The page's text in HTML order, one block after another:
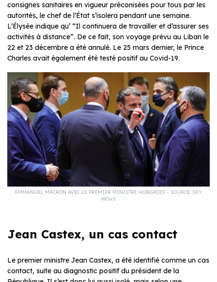
consignes sanitaires en vigueur préconisées pour tous par les
autorités, le chef de l’État s’isolera pendant une semaine.
L’Élysée indique qu’ “Il continuera de travailler et d’assurer ses
activités à distance”. De ce fait, son voyage prévu au Liban le
22 et 23 décembre a été annulé. Le 25 mars dernier, le Prince
Charles avait également été testé positif au Covid-19.
EMMANUEL MACRON AVEC LE PREMIER MINISTRE HONGROIS – SOURCE: SKY
NEWS
Jean Castex, un cas contact
Le premier ministre Jean Castex, a été identifié comme un cas
contact, suite au diagnostic positif du président de la